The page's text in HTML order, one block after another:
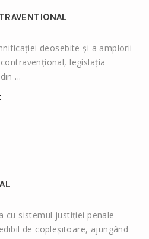
deosebite și a amplorii
legislația
...
cu sistemul justiției penale
de copleșitoare, ajungând